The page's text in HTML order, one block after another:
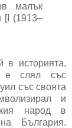
малък
[І (1913–
в историята,
е слял със
със своята
и
народ в
България.